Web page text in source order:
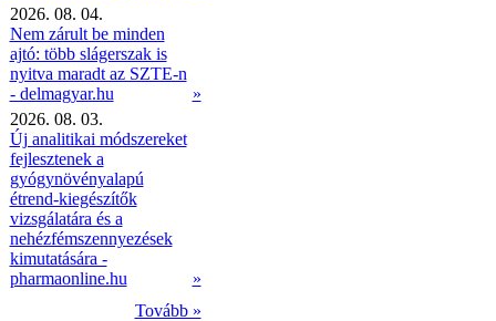
2026. 08. 04.
Nem zárult be minden
ajtó: több slágerszak is
nyitva maradt az SZTE-n
- delmagyar.hu
»
2026. 08. 03.
Új analitikai módszereket
fejlesztenek a
gyógynövényalapú
étrend-kiegészítők
vizsgálatára és a
nehézfémszennyezések
kimutatására -
pharmaonline.hu
»
Tovább »